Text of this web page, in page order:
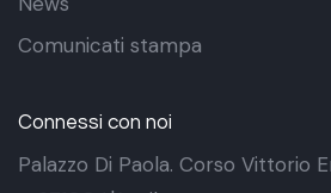
Comunicati stampa
Connessi con noi
Palazzo Di Paola. Corso Vittorio